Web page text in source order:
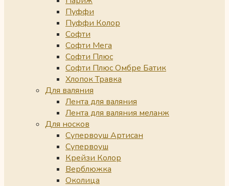
Пуффи
Пуффи Колор
Софти
Софти Мега
Софти Плюс
Софти Плюс Омбре Батик
Хлопок Травка
Для валяния
Лента для валяния
Лента для валяния меланж
Для носков
Супервоуш Артисан
Супервоуш
Крейзи Колор
Верблюжка
Околица